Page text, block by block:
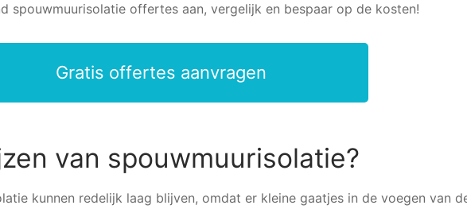
spouwmuurisolatie offertes aan, vergelijk en bespaar op de kosten!
Gratis offertes aanvragen
van spouwmuurisolatie?
kunnen redelijk laag blijven, omdat er kleine gaatjes in de voegen van